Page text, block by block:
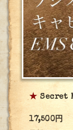
★ Secret
17,500円